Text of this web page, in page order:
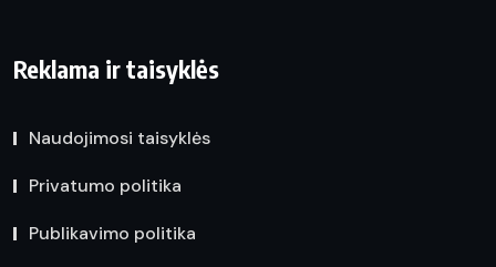
Reklama ir taisyklės
Naudojimosi taisyklės
Privatumo politika
Publikavimo politika